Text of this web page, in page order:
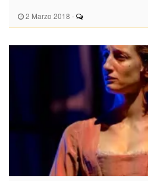
2 Marzo 2018 -